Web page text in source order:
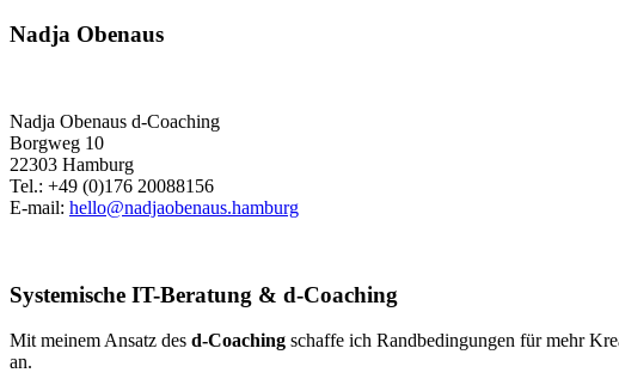
Nadja Obenaus
Nadja Obenaus d-Coaching
Borgweg 10
22303 Hamburg
Tel.: +49 (0)176 20088156
E-mail: hello@nadjaobenaus.hamburg
Systemische IT-Beratung & d-Coaching
Mit meinem Ansatz des d-Coaching schaffe ich Randbedingungen für mehr
an.